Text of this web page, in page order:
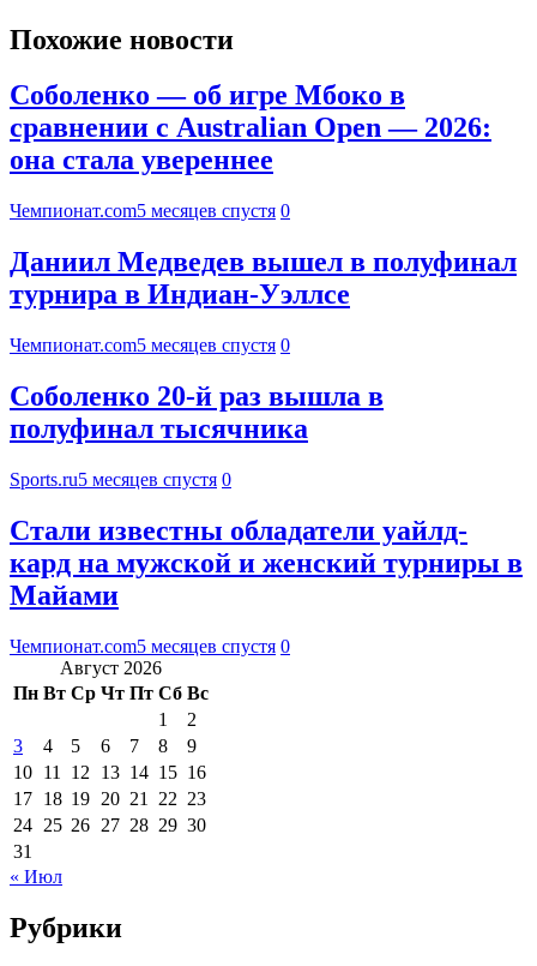
Похожие новости
Соболенко — об игре Мбоко в
сравнении с Australian Open — 2026:
она стала увереннее
Чемпионат.com5 месяцев спустя 0
Даниил Медведев вышел в полуфинал
турнира в Индиан-Уэллсе
Чемпионат.com5 месяцев спустя 0
Соболенко 20-й раз вышла в
полуфинал тысячника
Sports.ru5 месяцев спустя 0
Стали известны обладатели уайлд-
кард на мужской и женский турниры в
Майами
Чемпионат.com5 месяцев спустя 0
Август 2026
Пн Вт Ср Чт Пт Сб Вс
1
2
3
4 5 6 7 8
9
10 11 12 13 14 15 16
17 18 19 20 21 22 23
24 25 26 27 28 29 30
31
« Июл
Рубрики